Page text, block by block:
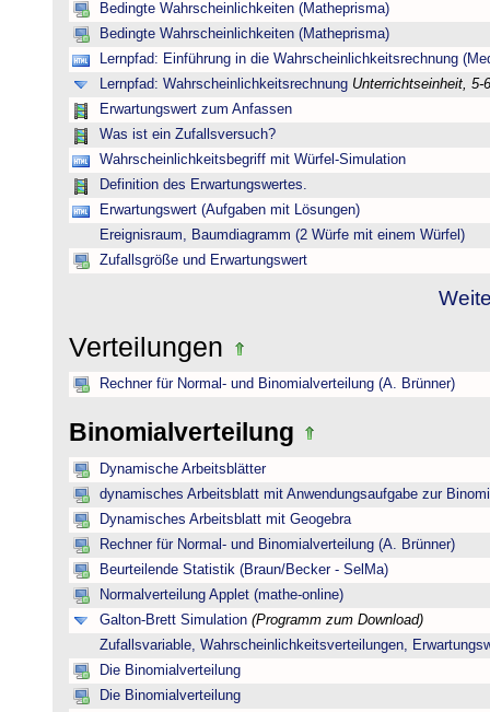
Bedingte Wahrscheinlichkeiten (Matheprisma)
Bedingte Wahrscheinlichkeiten (Matheprisma)
Lernpfad: Einführung in die Wahrscheinlichkeitsrechnung
Lernpfad: Wahrscheinlichkeitsrechnung Unterrichtseinheit, 5-
Erwartungswert zum Anfassen
Was ist ein Zufallsversuch?
Wahrscheinlichkeitsbegriff mit Würfel-Simulation
Definition des Erwartungswertes.
Erwartungswert (Aufgaben mit Lösungen)
Ereignisraum, Baumdiagramm (2 Würfe mit einem Würfel)
Zufallsgröße und Erwartungswert
Verteilungen
Rechner für Normal- und Binomialverteilung (A. Brünner)
Binomialverteilung
Dynamische Arbeitsblätter
dynamisches Arbeitsblatt mit Anwendungsaufgabe zur
Dynamisches Arbeitsblatt mit Geogebra
Rechner für Normal- und Binomialverteilung (A. Brünner)
Beurteilende Statistik (Braun/Becker - SelMa)
Normalverteilung Applet (mathe-online)
Galton-Brett Simulation (Programm zum Download)
Zufallsvariable, Wahrscheinlichkeitsverteilungen,
Die Binomialverteilung
Die Binomialverteilung